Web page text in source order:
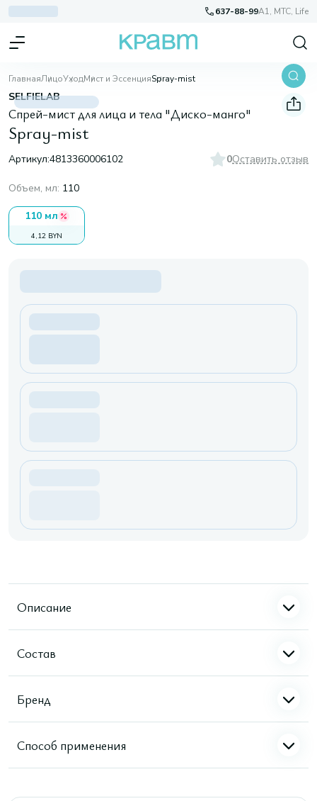
637-88-99A1, МТС, Life
ГлавнаяЛицоУходМист и ЭссенцияSpray-mist
SELFIELAB
Спрей-мист для лица и тела "Диско-манго"
Spray-mist
Артикул:4813360006102 0Оставить отзыв
Объем, мл: 110
110 мл
4,12 BYN
Описание
Состав
Бренд
Способ применения